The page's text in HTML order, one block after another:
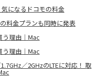
になるドコモの料金
料金プランも同時に発表
う理由｜Mac
う理由｜Mac
／2GHzのLTEに対応！ 取